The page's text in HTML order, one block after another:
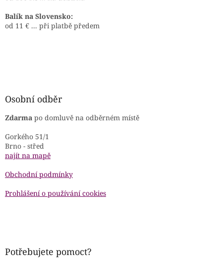
Balík na Slovensko:
od 11 € ... při platbě předem
Osobní odběr
Zdarma po domluvě na odběrném místě
Gorkého 51/1
Brno - střed
najít na mapě
Obchodní podmínky
Prohlášení o používání cookies
Potřebujete pomoct?